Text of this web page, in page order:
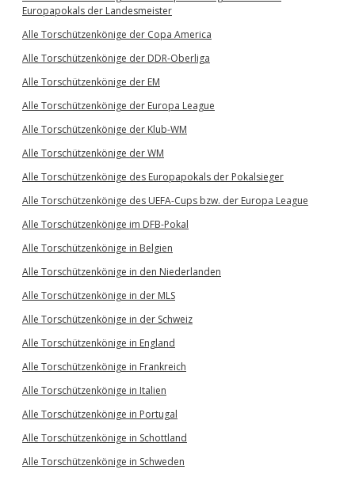
Europapokals der Landesmeister
Alle Torschützenkönige der Copa America
Alle Torschützenkönige der DDR-Oberliga
Alle Torschützenkönige der EM
Alle Torschützenkönige der Europa League
Alle Torschützenkönige der Klub-WM
Alle Torschützenkönige der WM
Alle Torschützenkönige des Europapokals der Pokalsieger
Alle Torschützenkönige des UEFA-Cups bzw. der Europa League
Alle Torschützenkönige im DFB-Pokal
Alle Torschützenkönige in Belgien
Alle Torschützenkönige in den Niederlanden
Alle Torschützenkönige in der MLS
Alle Torschützenkönige in der Schweiz
Alle Torschützenkönige in England
Alle Torschützenkönige in Frankreich
Alle Torschützenkönige in Italien
Alle Torschützenkönige in Portugal
Alle Torschützenkönige in Schottland
Alle Torschützenkönige in Schweden